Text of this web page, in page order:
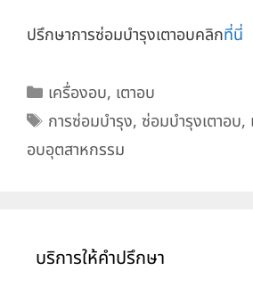
ปรึกษาการซ่อมบำรุงเตาอบคลิกที่นี่
Categories
เครื่องอบ, เตาอบ
Tags
การซ่อมบำรุง, ซ่อมบำรุงเตาอบ,
อบอุตสาหกรรม
บริการให้คำปรึกษา